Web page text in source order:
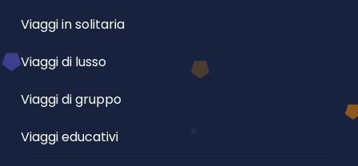
Viaggi in solitaria
Viaggi di lusso
Viaggi di gruppo
Viaggi educativi